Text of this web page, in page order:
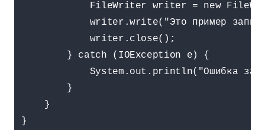
FileWriter writer = new
writer.write("Это пример
            writer.close();
        } catch (IOException e) {
System.out.println("Ошибка
        }
    }
}